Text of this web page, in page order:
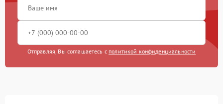
Отправляя, Вы соглашаетесь с политикой конфиденциальности